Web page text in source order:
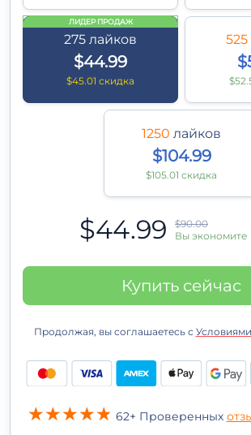
ЛИДЕР ПРОДАЖ
275 лайков
$44.99
$45.01 скидка
525
1250 лайков
$104.99
$105.01 скидка
$44.99
$90.00
Вы экономите
Купить сейчас
Продолжая, вы соглашаетесь с
62+ Проверенных